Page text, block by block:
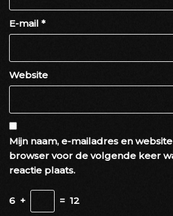
E-mail *
Website
Mijn naam, e-mailadres en
browser voor de volgende keer
reactie plaats.
6 + = 12